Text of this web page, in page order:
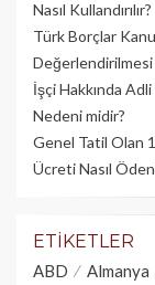
Nasıl Kullandırılır?
Türk Borçlar
Değerlendirilmesi
İşçi Hakkında
Nedeni midir?
Genel Tatil Olan
Ücreti Nasıl
ETIKETLER
ABD Almanya